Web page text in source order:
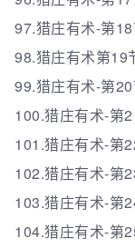
97.猎庄有术-第
98.猎庄有术第19
99.猎庄有术-第
100.猎庄有术-第
101.猎庄有术-第
102.猎庄有术-第
103.猎庄有术-第
104.猎庄有术-第